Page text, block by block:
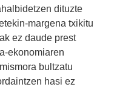
dituzte
margena txikitu
ez daude prest
ekonomiaren
bultzatu
hasi ez